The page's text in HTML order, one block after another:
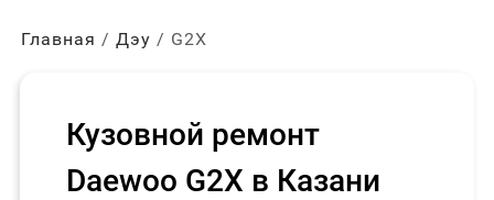
Главная Дэу G2X
Кузовной ремонт
Daewoo G2X в Казани